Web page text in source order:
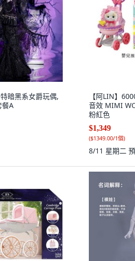
暗黑系女爵玩偶,
羌苑 套餐A
【阿LIN】
音效 MIMI
粉紅色
$1,349
($1349.00/1個)
8/11 星期二